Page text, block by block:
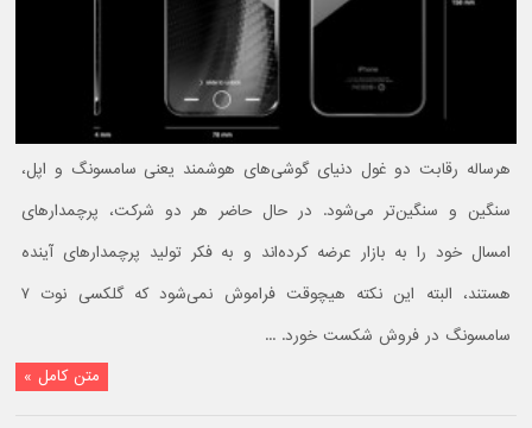
هرساله رقابت دو غول دنیای گوشی‌های هوشمند یعنی سامسونگ و اپل،
سنگین و سنگین‌تر می‌شود. در حال حاضر هر دو شرکت، پرچمدارهای
امسال خود را به بازار عرضه کرده‌اند و به فکر تولید پرچمدارهای آینده
هستند، البته این نکته هیچوقت فراموش نمی‌شود که گلکسی نوت ۷
سامسونگ در فروش شکست خورد. ...
متن کامل »